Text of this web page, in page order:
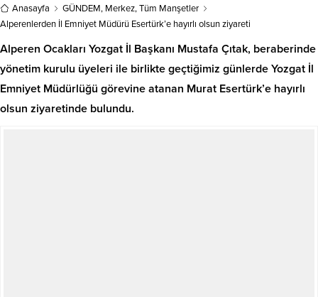
Anasayfa GÜNDEM, Merkez,Tüm Manşetler
Alperenlerden İl Emniyet Müdürü Esertürk’e hayırlı olsun ziyareti
Alperen Ocakları Yozgat İl Başkanı Mustafa Çıtak, beraberinde
yönetim kurulu üyeleri ile birlikte geçtiğimiz günlerde Yozgat İl
Emniyet Müdürlüğü görevine atanan Murat Esertürk’e hayırlı
olsun ziyaretinde bulundu.